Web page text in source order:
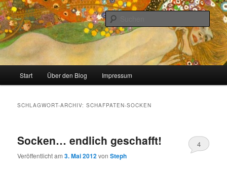
Zum
primären
Inhalt
springen
Zum
sekundären
Inhalt
springenmeinzigartig
Stricken, Nähen und alles was man selber machen kann
Start Über den Blog Impressum
SCHLAGWORT-ARCHIV:SCHAFPATEN-SOCKEN
Socken… endlich geschafft!
Veröffentlicht am3. Mai 2012vonSteph
4